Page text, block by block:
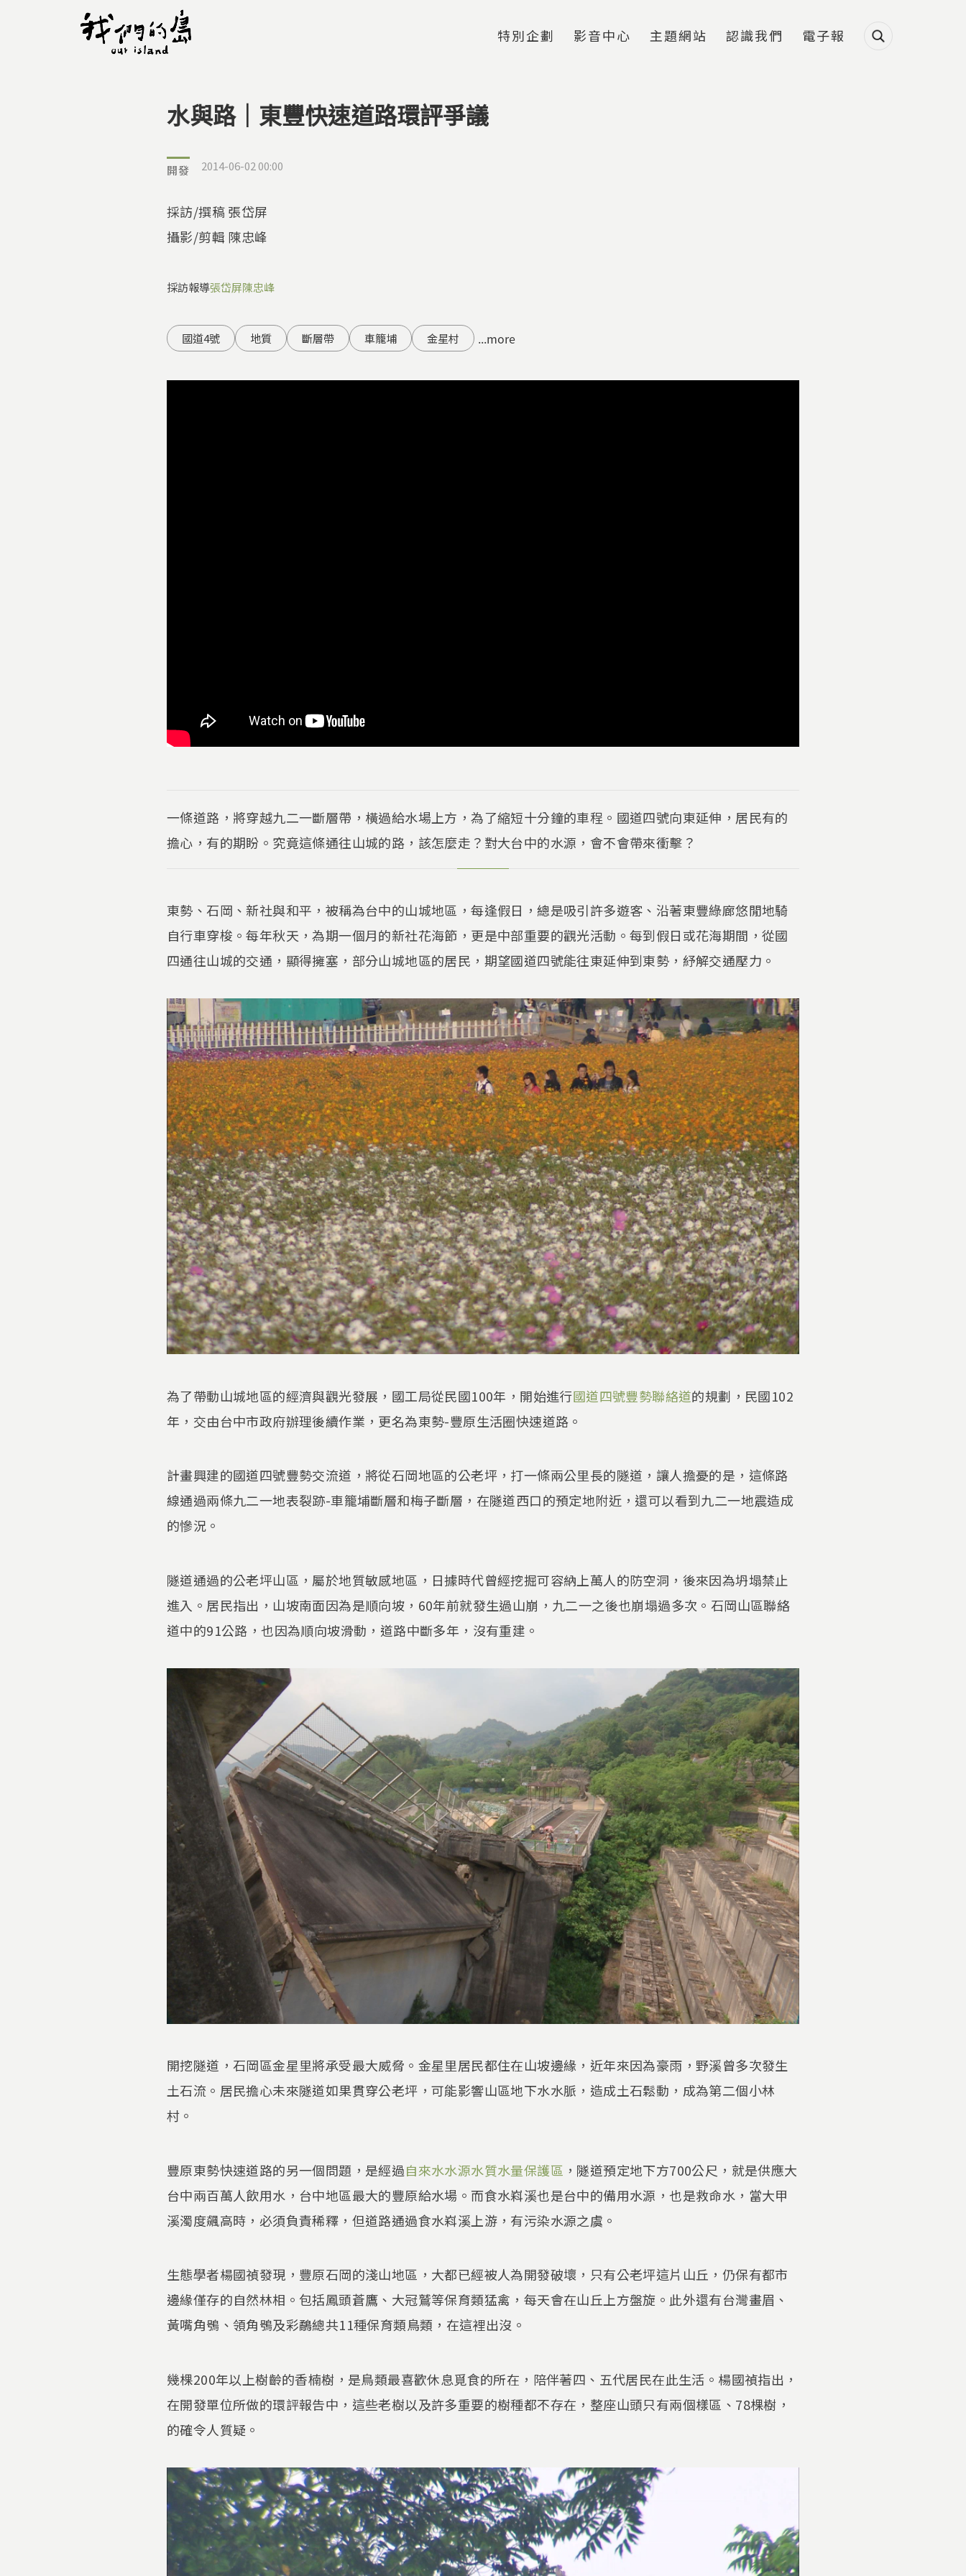
特別企劃 影音中心 主題網站 認識我們 電子報
您在這裡
水與路｜東豐快速道路環評爭議
開發 2014-06-02 00:00
採訪/撰稿 張岱屏
攝影/剪輯 陳忠峰
採訪報導張岱屏陳忠峰
國道4號 地質 斷層帶 車籠埔 金星村 ...more
一條道路，將穿越九二一斷層帶，橫過給水場上方，為了縮短十分鐘的車程。國道四號向東延伸，居民有的
擔心，有的期盼。究竟這條通往山城的路，該怎麼走？對大台中的水源，會不會帶來衝擊？
東勢、石岡、新社與和平，被稱為台中的山城地區，每逢假日，總是吸引許多遊客、沿著東豐綠廊悠閒地騎
自行車穿梭。每年秋天，為期一個月的新社花海節，更是中部重要的觀光活動。每到假日或花海期間，從國
四通往山城的交通，顯得擁塞，部分山城地區的居民，期望國道四號能往東延伸到東勢，紓解交通壓力。
為了帶動山城地區的經濟與觀光發展，國工局從民國100年，開始進行國道四號豐勢聯絡道的規劃，民國102
年，交由台中市政府辦理後續作業，更名為東勢-豐原生活圈快速道路。
計畫興建的國道四號豐勢交流道，將從石岡地區的公老坪，打一條兩公里長的隧道，讓人擔憂的是，這條路
線通過兩條九二一地表裂跡-車籠埔斷層和梅子斷層，在隧道西口的預定地附近，還可以看到九二一地震造成
的慘況。
隧道通過的公老坪山區，屬於地質敏感地區，日據時代曾經挖掘可容納上萬人的防空洞，後來因為坍塌禁止
進入。居民指出，山坡南面因為是順向坡，60年前就發生過山崩，九二一之後也崩塌過多次。石岡山區聯絡
道中的91公路，也因為順向坡滑動，道路中斷多年，沒有重建。
開挖隧道，石岡區金星里將承受最大威脅。金星里居民都住在山坡邊緣，近年來因為豪雨，野溪曾多次發生
土石流。居民擔心未來隧道如果貫穿公老坪，可能影響山區地下水水脈，造成土石鬆動，成為第二個小林
村。
豐原東勢快速道路的另一個問題，是經過自來水水源水質水量保護區 ，隧道預定地下方700公尺，就是供應大
台中兩百萬人飲用水，台中地區最大的豐原給水場。而食水嵙溪也是台中的備用水源，也是救命水，當大甲
溪濁度飆高時，必須負責稀釋，但道路通過食水嵙溪上游，有污染水源之虞。
生態學者楊國禎發現，豐原石岡的淺山地區，大都已經被人為開發破壞，只有公老坪這片山丘，仍保有都市
邊緣僅存的自然林相。包括鳳頭蒼鷹、大冠鷲等保育類猛禽，每天會在山丘上方盤旋。此外還有台灣畫眉、
黃嘴角鴞、領角鴞及彩鷸總共11種保育類鳥類，在這裡出沒。
幾棵200年以上樹齡的香楠樹，是鳥類最喜歡休息覓食的所在，陪伴著四、五代居民在此生活。楊國禎指出，
在開發單位所做的環評報告中，這些老樹以及許多重要的樹種都不存在，整座山頭只有兩個樣區、78棵樹，
的確令人質疑。